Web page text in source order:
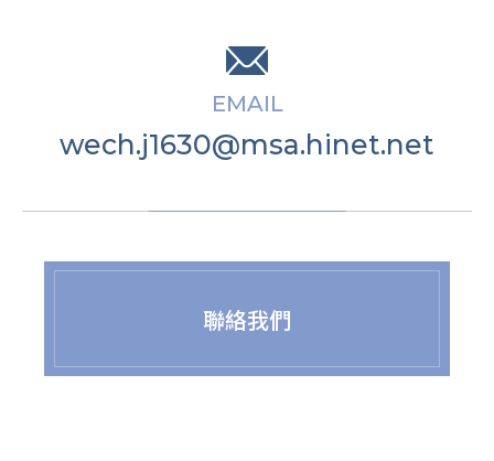
EMAIL
wech.j1630@msa.hinet.net
聯絡我們